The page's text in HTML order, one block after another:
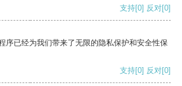
支持[0] 反对[0]
序已经为我们带来了无限的隐私保护和安全性保
支持[0] 反对[0]